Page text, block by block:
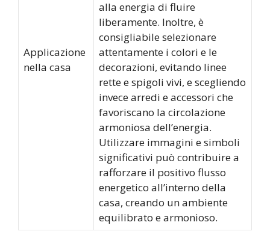
Applicazione
nella casa
alla energia di fluire
liberamente. Inoltre, è
consigliabile selezionare
attentamente i colori e le
decorazioni, evitando linee
rette e spigoli vivi, e scegliendo
invece arredi e accessori che
favoriscano la circolazione
armoniosa dell’energia.
Utilizzare immagini e simboli
significativi può contribuire a
rafforzare il positivo flusso
energetico all’interno della
casa, creando un ambiente
equilibrato e armonioso.